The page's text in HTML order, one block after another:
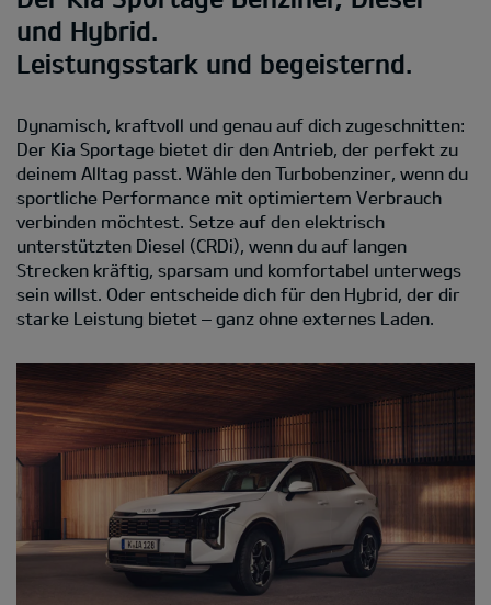
und Hybrid.
Leistungsstark und begeisternd.
Dynamisch, kraftvoll und genau auf dich zugeschnitten:
Der Kia Sportage bietet dir den Antrieb, der perfekt zu
deinem Alltag passt. Wähle den Turbobenziner, wenn du
sportliche Performance mit optimiertem Verbrauch
verbinden möchtest. Setze auf den elektrisch
unterstützten Diesel (CRDi), wenn du auf langen
Strecken kräftig, sparsam und komfortabel unterwegs
sein willst. Oder entscheide dich für den Hybrid, der dir
starke Leistung bietet – ganz ohne externes Laden.